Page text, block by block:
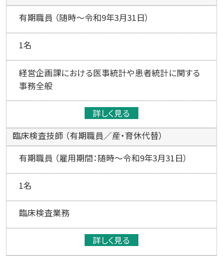
有期職員 （随時～令和9年3月31日）
1名
経営企画課における医事統計や患者統計に関する
事務全般
詳しく見る
臨床検査技師 （有期職員／産・育休代替）
有期職員 （雇用期間：随時～令和9年3月31日）
1名
臨床検査業務
詳しく見る